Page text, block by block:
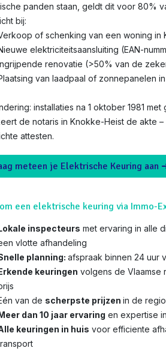
panden staan, geldt dit voor 80%
bij:
of schenking van een woning in
elektriciteitsaansluiting (EAN-
renovatie (>50% van de
van laadpaal of zonnepanelen
installaties na 1 oktober 1981
de notaris in Knokke-Heist de akte
attesten.
meteen je Elektrische Keuring aan
een elektrische keuring via Immo-
inspecteurs met ervaring in alle
vlotte afhandeling
planning: afspraak binnen 24 uur
keuringen volgens de
van de scherpste prijzen in de
dan 10 jaar ervaring en expertise
keuringen in huis voor efficiente